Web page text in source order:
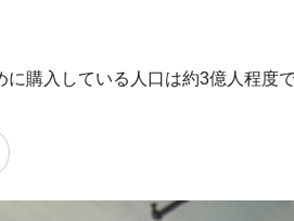
購入している人口は約3億人程度